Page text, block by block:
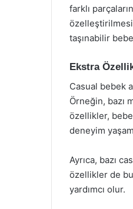
farklı
taşınabilir
Ekstra
Casual bebek
Örneğin, bazı
özellikler,
deneyim
Ayrıca, bazı
özellikler de
yardımcı olur.